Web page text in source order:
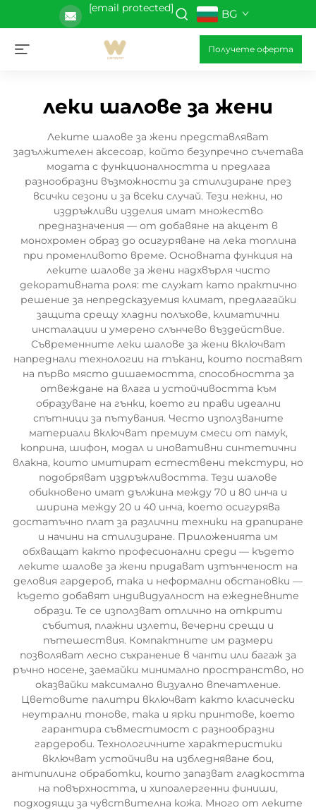
[email protected] BG
Получете оферта
леки шалове за жени
Леките шалове за жени представляват
задължителен аксесоар, който безупречно съчетава
модата с функционалността и предлага
разнообразни възможности за стилизиране през
всички сезони и за всеки случай. Тези нежни, но
издръжливи изделия имат множество
предназначения — от добавяне на акцент в
монохромен образ до осигуряване на лека топлина
при променливото време. Основната функция на
леките шалове за жени надхвърля чисто
декоративната роля: те служат като практично
решение за непредсказуемия климат, предлагайки
защита срещу хладни полъхове, климатични
инсталации и умерено слънчево въздействие.
Съвременните леки шалове за жени включват
напреднали технологии на тъкани, които поставят
на първо място дишаемостта, способността за
отвеждане на влага и устойчивостта към
образуване на гънки, което ги прави идеални
спътници за пътувания. Често използваните
материали включват премиум смеси от памук,
коприна, шифон, модал и иновативни синтетични
влакна, които имитират естествени текстури, но
подобряват издръжливостта. Тези шалове
обикновено имат дължина между 70 и 80 инча и
ширина между 20 и 40 инча, което осигурява
достатъчно плат за различни техники на драпиране
и начини на стилизиране. Приложенията им
обхващат както професионални среди — където
леките шалове за жени придават изтънченост на
деловия гардероб, така и неформални обстановки —
където добавят индивидуалност на ежедневните
образи. Те се използват отлично на открити
събития, плажни излети, вечерни срещи и
пътешествия. Компактните им размери
позволяват лесно съхранение в чанти или багаж за
ръчно носене, заемайки минимално пространство, но
оказвайки максимално визуално впечатление.
Цветовите палитри включват както класически
неутрални тонове, така и ярки принтове, което
гарантира съвместимост с разнообразни
гардероби. Технологичните характеристики
включват устойчиви на избледняване бои,
антипилинг обработки, които запазват гладкостта
на повърхността, и хипоалергенни финиши,
подходящи за чувствителна кожа. Много от леките